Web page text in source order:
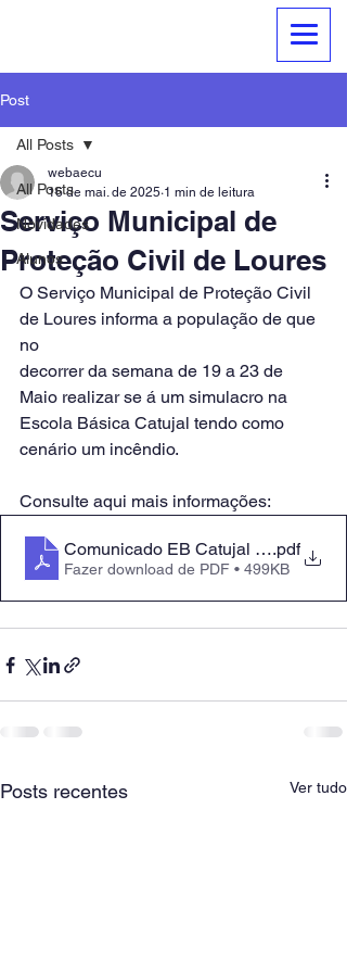
Post
All Posts
Novidades
Alunos
All Posts
Serviço Municipal de
Proteção Civil de Loures
webaecu
16 de mai. de 2025 1 min de leitura
O Serviço Municipal de Proteção Civil
de Loures informa a população de que
no
decorrer da semana de 19 a 23 de
Maio realizar se á um simulacro na
Escola Básica Catujal tendo como
cenário um incêndio.
Consulte aqui mais informações:
Comunicado EB Catujal 23MAI2025
.pdf
Fazer download de PDF • 499KB
Posts recentes Ver tudo